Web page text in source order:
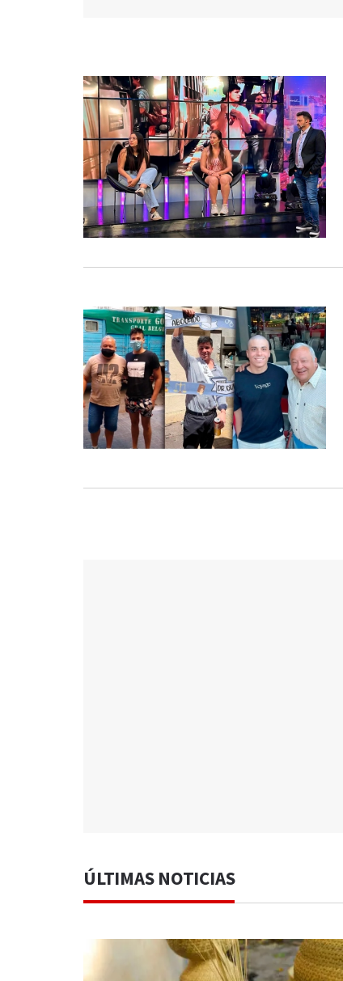
ÚLTIMAS NOTICIAS